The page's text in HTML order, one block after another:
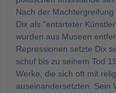
Nach der
Dix als "entarteter
wurden aus Museen
Repressionen setzte Dix
schuf bis zu seinem Tod
Werke, die sich oft mit
auseinandersetzten. Sein